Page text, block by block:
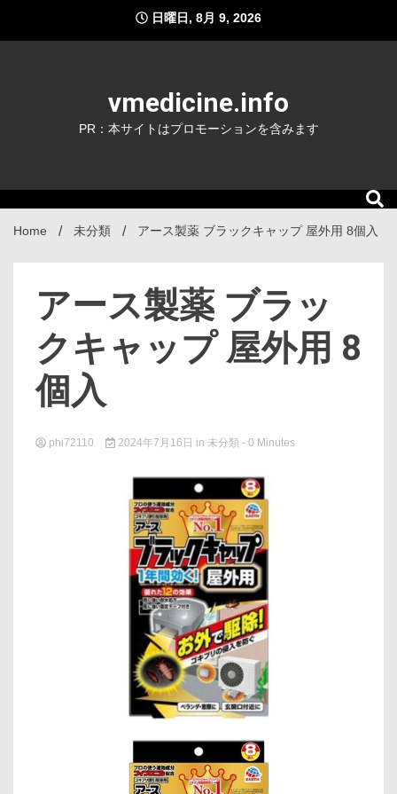
content
日曜日, 8月 9, 2026
vmedicine.info
PR：本サイトはプロモーションを含みます
Home 未分類 アース製薬 ブラックキャップ 屋外用 8個入
アース製薬 ブラッ
クキャップ 屋外用 8
個入
phi72110 2024年7月16日 in 未分類 - 0 Minutes